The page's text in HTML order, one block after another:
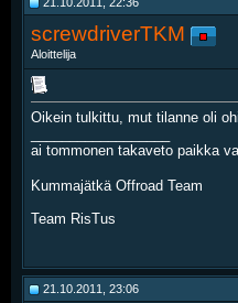
screwdriverTKM
Aloittelija
Oikein tulkittu, mut tilanne oli
ai tommonen takaveto paikka
Kummajätkä Offroad Team
Team RisTus
21.10.2011, 23:06